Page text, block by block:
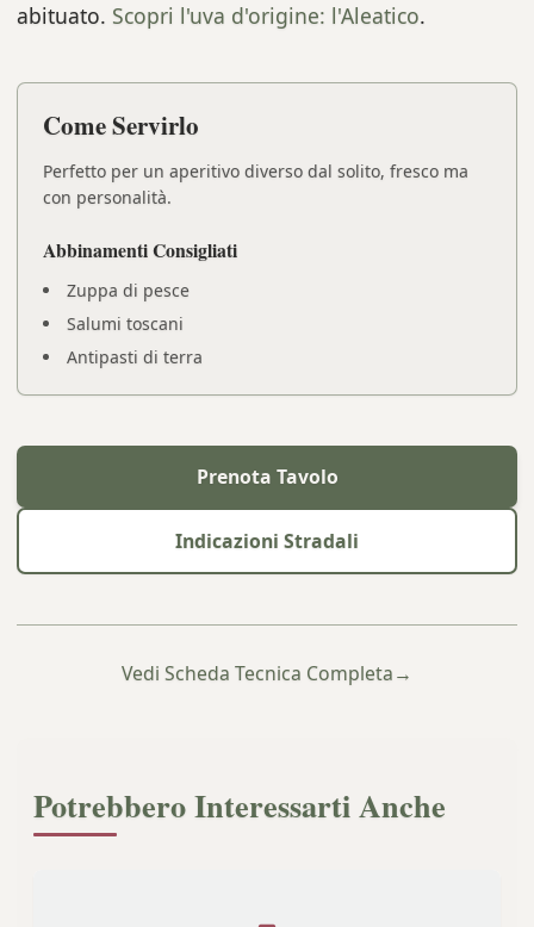
abituato. Scopri l'uva d'origine: l'Aleatico.
Come Servirlo
Perfetto per un aperitivo diverso dal solito, fresco ma
con personalità.
Abbinamenti Consigliati
Zuppa di pesce
Salumi toscani
Antipasti di terra
Prenota Tavolo
Indicazioni Stradali
Vedi Scheda Tecnica Completa→
Potrebbero Interessarti Anche